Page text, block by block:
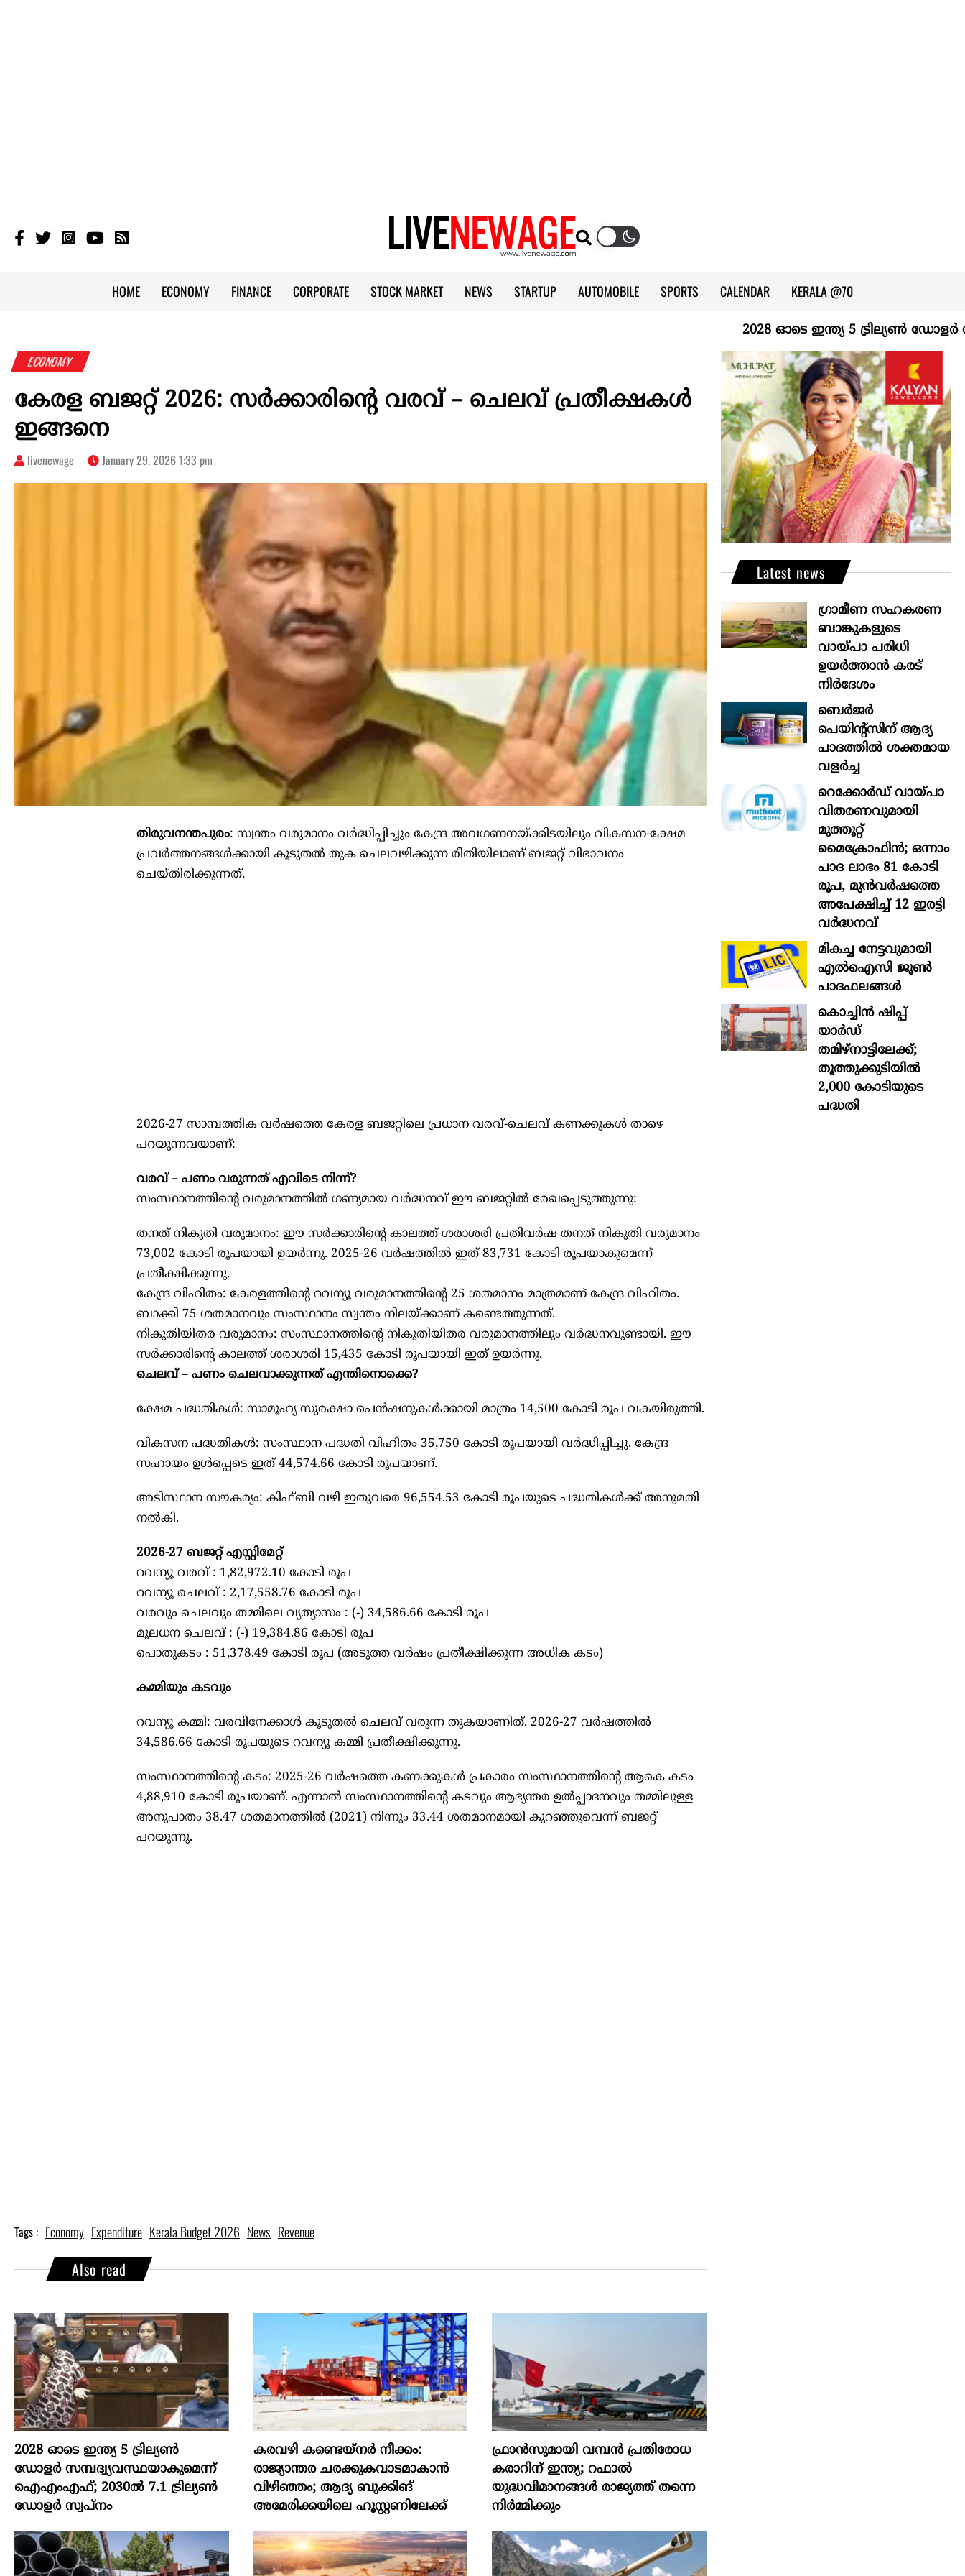
HOME ECONOMY FINANCE CORPORATE STOCK MARKET NEWS STARTUP AUTOMOBILE SPORTS CALENDAR KERALA @70
2028 ഓടെ ഇന്ത്യ 5 ട്രില്യണ്‍ ഡോളര്‍
ECONOMY
കേരള ബജറ്റ് 2026: സർക്കാരിന്റെ വരവ് – ചെലവ് പ്രതീക്ഷകൾ
ഇങ്ങനെ
livenewage January 29, 2026 1:33 pm
തിരുവനന്തപുരം: സ്വന്തം വരുമാനം വർദ്ധിപ്പിച്ചും കേന്ദ്ര അവഗണനയ്ക്കിടയിലും വികസന-ക്ഷേമ
പ്രവർത്തനങ്ങൾക്കായി കൂടുതൽ തുക ചെലവഴിക്കുന്ന രീതിയിലാണ് ബജറ്റ് വിഭാവനം
ചെയ്തിരിക്കുന്നത്.
2026-27 സാമ്പത്തിക വർഷത്തെ കേരള ബജറ്റിലെ പ്രധാന വരവ്-ചെലവ് കണക്കുകൾ താഴെ
പറയുന്നവയാണ്:
വരവ് – പണം വരുന്നത് എവിടെ നിന്ന്?
സംസ്ഥാനത്തിന്റെ വരുമാനത്തിൽ ഗണ്യമായ വർദ്ധനവ് ഈ ബജറ്റിൽ രേഖപ്പെടുത്തുന്നു:
തനത് നികുതി വരുമാനം: ഈ സർക്കാരിന്റെ കാലത്ത് ശരാശരി പ്രതിവർഷ തനത് നികുതി വരുമാനം
73,002 കോടി രൂപയായി ഉയർന്നു. 2025-26 വർഷത്തിൽ ഇത് 83,731 കോടി രൂപയാകുമെന്ന്
പ്രതീക്ഷിക്കുന്നു.
കേന്ദ്ര വിഹിതം: കേരളത്തിന്റെ റവന്യൂ വരുമാനത്തിന്റെ 25 ശതമാനം മാത്രമാണ് കേന്ദ്ര വിഹിതം.
ബാക്കി 75 ശതമാനവും സംസ്ഥാനം സ്വന്തം നിലയ്ക്കാണ് കണ്ടെത്തുന്നത്.
നികുതിയിതര വരുമാനം: സംസ്ഥാനത്തിന്റെ നികുതിയിതര വരുമാനത്തിലും വർദ്ധനവുണ്ടായി. ഈ
സർക്കാരിന്റെ കാലത്ത് ശരാശരി 15,435 കോടി രൂപയായി ഇത് ഉയർന്നു.
ചെലവ് – പണം ചെലവാക്കുന്നത് എന്തിനൊക്കെ?
ക്ഷേമ പദ്ധതികൾ: സാമൂഹ്യ സുരക്ഷാ പെൻഷനുകൾക്കായി മാത്രം 14,500 കോടി രൂപ വകയിരുത്തി.
വികസന പദ്ധതികൾ: സംസ്ഥാന പദ്ധതി വിഹിതം 35,750 കോടി രൂപയായി വർദ്ധിപ്പിച്ചു. കേന്ദ്ര
സഹായം ഉൾപ്പെടെ ഇത് 44,574.66 കോടി രൂപയാണ്.
അടിസ്ഥാന സൗകര്യം: കിഫ്ബി വഴി ഇതുവരെ 96,554.53 കോടി രൂപയുടെ പദ്ധതികൾക്ക് അനുമതി
നൽകി.
2026-27 ബജറ്റ് എസ്റ്റിമേറ്റ്
റവന്യൂ വരവ് : 1,82,972.10 കോടി രൂപ
റവന്യൂ ചെലവ് : 2,17,558.76 കോടി രൂപ
വരവും ചെലവും തമ്മിലെ വ്യത്യാസം : (-) 34,586.66 കോടി രൂപ
മൂലധന ചെലവ് : (-) 19,384.86 കോടി രൂപ
പൊതുകടം : 51,378.49 കോടി രൂപ (അടുത്ത വർഷം പ്രതീക്ഷിക്കുന്ന അധിക കടം)
കമ്മിയും കടവും
റവന്യൂ കമ്മി: വരവിനേക്കാൾ കൂടുതൽ ചെലവ് വരുന്ന തുകയാണിത്. 2026-27 വർഷത്തിൽ
34,586.66 കോടി രൂപയുടെ റവന്യൂ കമ്മി പ്രതീക്ഷിക്കുന്നു.
സംസ്ഥാനത്തിന്റെ കടം: 2025-26 വർഷത്തെ കണക്കുകൾ പ്രകാരം സംസ്ഥാനത്തിന്റെ ആകെ കടം
4,88,910 കോടി രൂപയാണ്. എന്നാൽ സംസ്ഥാനത്തിന്റെ കടവും ആഭ്യന്തര ഉൽപ്പാദനവും തമ്മിലുള്ള
അനുപാതം 38.47 ശതമാനത്തിൽ (2021) നിന്നും 33.44 ശതമാനമായി കുറഞ്ഞുവെന്ന് ബജറ്റ്
പറയുന്നു.
Tags : Economy Expenditure Kerala Budget 2026 News Revenue
Also read
2028 ഓടെ ഇന്ത്യ 5 ട്രില്യണ്‍
ഡോളര്‍ സമ്പദ്വ്യവസ്ഥയാകുമെന്ന്
ഐഎംഎഫ്; 2030ല്‍ 7.1 ട്രില്യണ്‍
ഡോളര്‍ സ്വപ്നം
കരവഴി കണ്ടെയ്നർ നീക്കം:
രാജ്യാന്തര ചരക്കുകവാടമാകാൻ
വിഴിഞ്ഞം; ആദ്യ ബുക്കിങ്
അമേരിക്കയിലെ ഹൂസ്റ്റണിലേക്ക്
ഫ്രാൻസുമായി വമ്പന്‍ പ്രതിരോധ
കരാറിന് ഇന്ത്യ; റഫാല്‍
യുദ്ധവിമാനങ്ങള്‍ രാജ്യത്ത് തന്നെ
നിര്‍മ്മിക്കും
Latest news
ഗ്രാമീണ സഹകരണ
ബാങ്കുകളുടെ
വായ്പാ പരിധി
ഉയർത്താൻ കരട്
നിർദേശം
ബെർജർ
പെയിന്റ്സിന് ആദ്യ
പാദത്തിൽ ശക്തമായ
വളർച്ച
റെക്കോർഡ് വായ്പാ
വിതരണവുമായി
മുത്തൂറ്റ്
മൈക്രോഫിൻ; ഒന്നാം
പാദ ലാഭം 81 കോടി
രൂപ, മുൻവർഷത്തെ
അപേക്ഷിച്ച് 12 ഇരട്ടി
വർദ്ധനവ്
മികച്ച നേട്ടവുമായി
എൽഐസി ജൂൺ
പാദഫലങ്ങൾ
കൊച്ചിന്‍ ഷിപ്പ്
യാർഡ്
തമിഴ്നാട്ടിലേക്ക്;
തൂത്തുക്കുടിയിൽ
2,000 കോടിയുടെ
പദ്ധതി